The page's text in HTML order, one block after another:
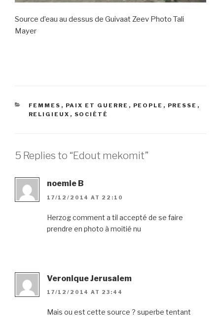
Source d’eau au dessus de Guivaat Zeev Photo Tali
Mayer
CATEGORIES
FEMMES , PAIX ET GUERRE , PEOPLE , PRESSE ,
RELIGIEUX , SOCIÉTÉ
5 Replies to “Edout mekomit”
noemie B
17/12/2014 AT 22:10
Herzog comment a til accepté de se faire
prendre en photo à moitié nu
Veronique Jerusalem
17/12/2014 AT 23:44
Mais ou est cette source ? superbe tentant